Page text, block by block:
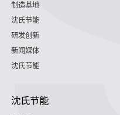
制造基地
沈氏节能
研发创新
新闻媒体
沈氏节能
沈氏节能